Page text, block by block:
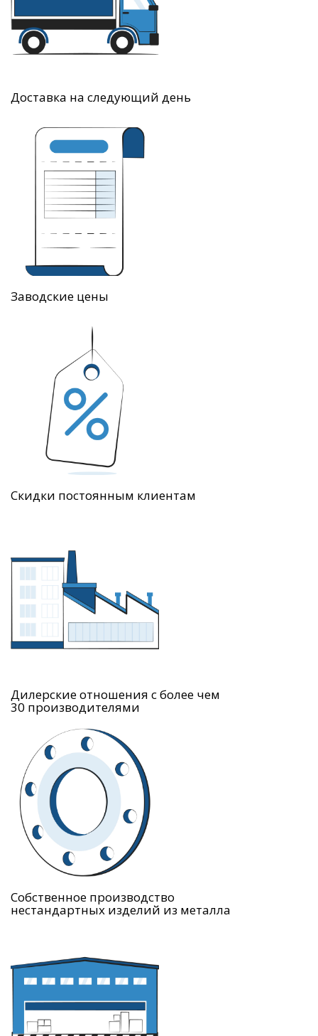
Доставка на следующий день
Заводские цены
Скидки постоянным клиентам
Дилерские отношения с более чем
30 производителями
Собственное производство
нестандартных изделий из металла